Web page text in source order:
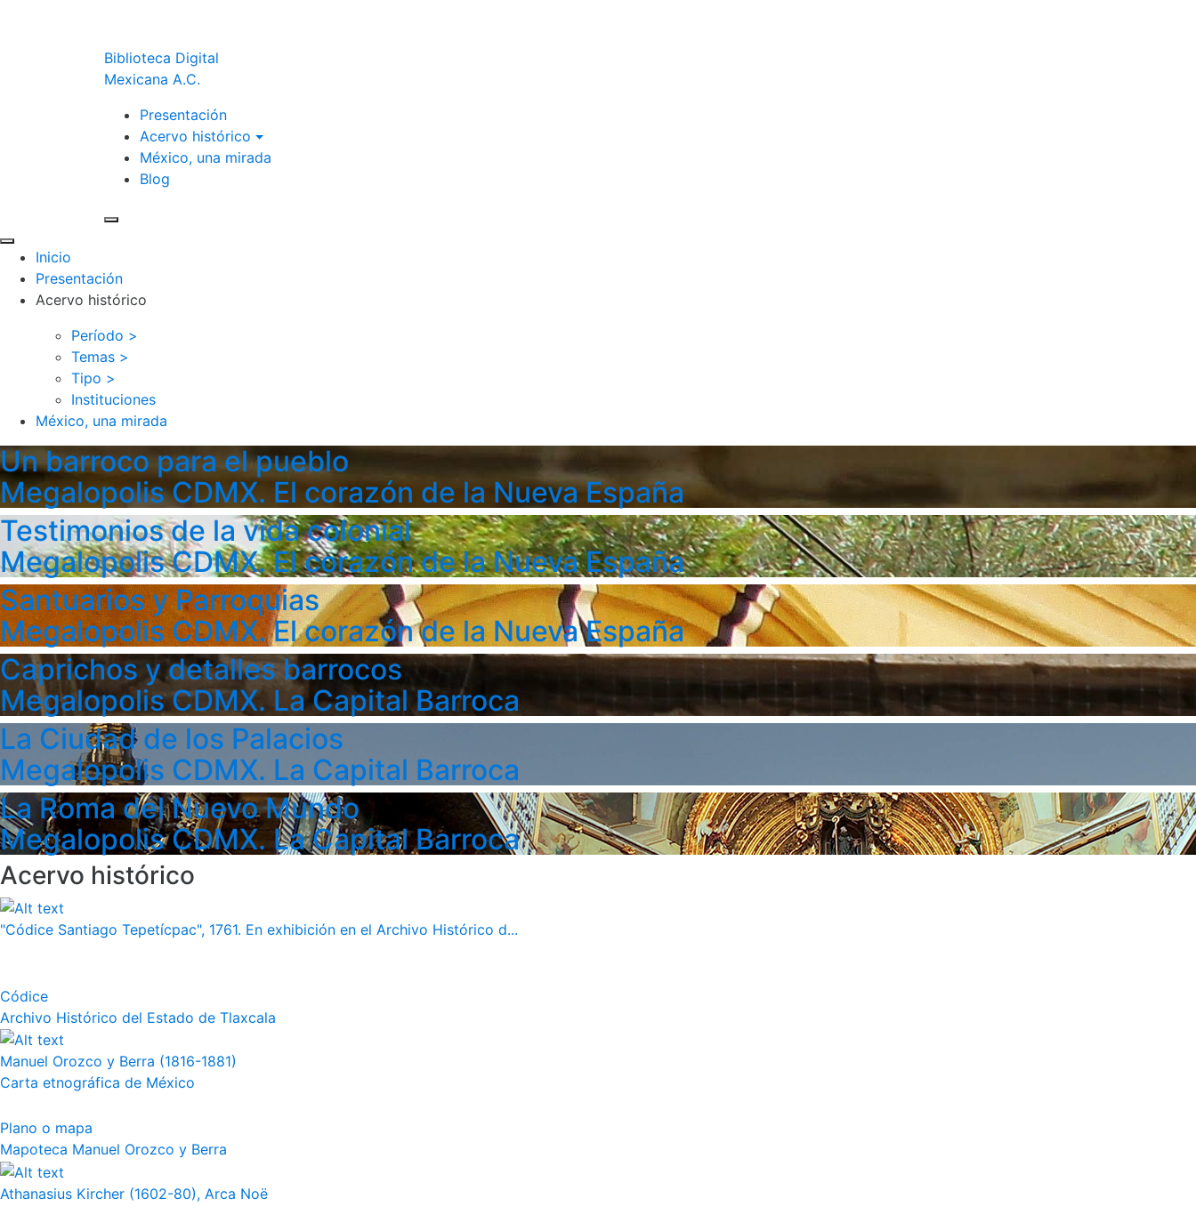
Biblioteca Digital
Mexicana A.C.
Presentación
Acervo histórico
México, una mirada
Blog
Inicio
Presentación
Acervo histórico
Período >
Temas >
Tipo >
Instituciones
México, una mirada
Un barroco para el pueblo
Megalopolis CDMX. El corazón de la Nueva España
Testimonios de la vida colonial
Megalopolis CDMX. El corazón de la Nueva España
Santuarios y Parroquias
Megalopolis CDMX. El corazón de la Nueva España
Caprichos y detalles barrocos
Megalopolis CDMX. La Capital Barroca
La Ciudad de los Palacios
Megalopolis CDMX. La Capital Barroca
La Roma del Nuevo Mundo
Megalopolis CDMX. La Capital Barroca
Acervo histórico
"Códice Santiago Tepetícpac", 1761. En exhibición en el Archivo Histórico d...
Códice
Archivo Histórico del Estado de Tlaxcala
Manuel Orozco y Berra (1816-1881)
Carta etnográfica de México
Plano o mapa
Mapoteca Manuel Orozco y Berra
Athanasius Kircher (1602-80), Arca Noë